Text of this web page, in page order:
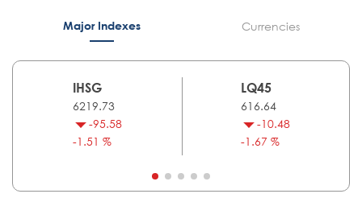
Major Indexes Currencies
IHSG
6219.73
-95.58
-1.51 %
LQ45
616.64
-10.48
-1.67 %